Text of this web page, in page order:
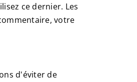
ce dernier. Les
votre
d'éviter de